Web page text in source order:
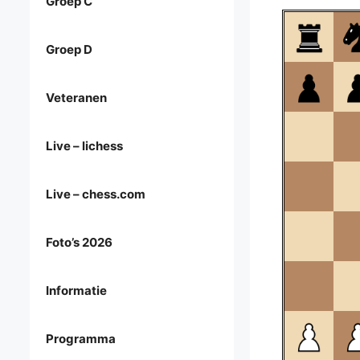
Groep D
Veteranen
Live – lichess
Live – chess.com
Foto’s 2026
Informatie
Programma